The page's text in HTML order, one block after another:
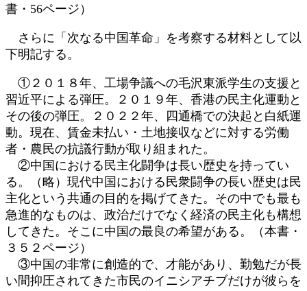
書・56ページ）
さらに「次なる中国革命」を考察する材料として以
下明記する。
①２０１８年、工場争議への毛沢東派学生の支援と
習近平による弾圧。２０１９年、香港の民主化運動と
その後の弾圧。２０２２年、四通橋での決起と白紙運
動。現在、賃金未払い・土地接収などに対する労働
者・農民の抗議行動が取り組まれた。
②中国における民主化闘争は長い歴史を持ってい
る。（略）現代中国における民衆闘争の長い歴史は民
主化という共通の目的を掲げてきた。その中でも最も
急進的なものは、政治だけでなく経済の民主化も構想
してきた。そこに中国の最良の希望がある。（本書・
３５２ページ）
③中国の非常に創造的で、才能があり、勤勉だが長
い間抑圧されてきた市民のイニシアチブだけが彼らを